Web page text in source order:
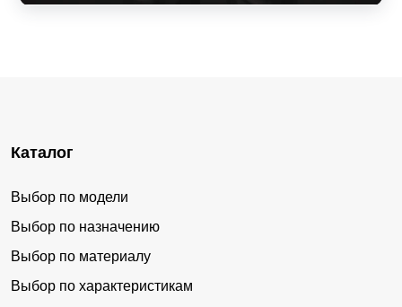
Каталог
Выбор по модели
Выбор по назначению
Выбор по материалу
Выбор по характеристикам